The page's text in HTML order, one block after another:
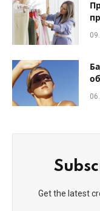
Get the latest